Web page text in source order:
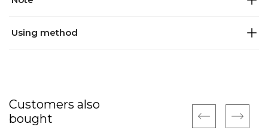
Using method
Customers also
bought